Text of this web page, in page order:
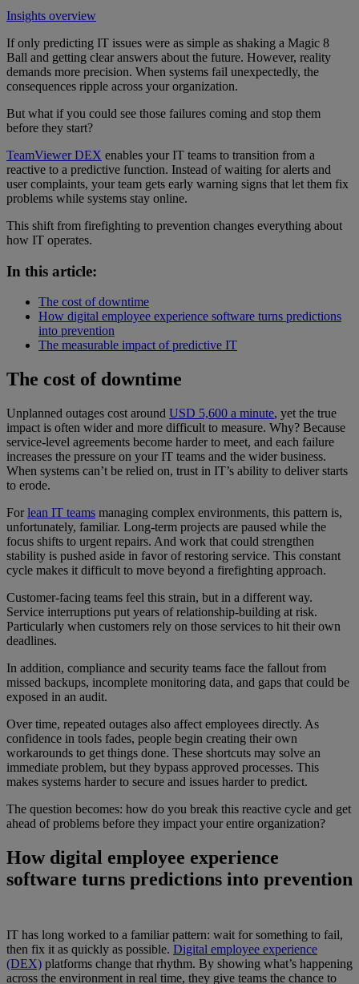
Insights overview
If only predicting IT issues were as simple as shaking a Magic 8
Ball and getting clear answers about the future. However, reality
demands more precision. When systems fail unexpectedly, the
consequences ripple across your organization.
But what if you could see those failures coming and stop them
before they start?
TeamViewer DEX enables your IT teams to transition from a
reactive to a predictive function. Instead of waiting for alerts and
user complaints, your team gets early warning signs that let them fix
problems while systems stay online.
This shift from firefighting to prevention changes everything about
how IT operates.
In this article:
The cost of downtime
How digital employee experience software turns predictions
into prevention
The measurable impact of predictive IT
The cost of downtime
Unplanned outages cost around USD 5,600 a minute, yet the true
impact is often wider and more difficult to measure. Why? Because
service-level agreements become harder to meet, and each failure
increases the pressure on your IT teams and the wider business.
When systems can’t be relied on, trust in IT’s ability to deliver starts
to erode.
Forlean IT teams managing complex environments, this pattern is,
unfortunately, familiar. Long-term projects are paused while the
focus shifts to urgent repairs. And work that could strengthen
stability is pushed aside in favor of restoring service. This constant
cycle makes it difficult to move beyond a firefighting approach.
Customer-facing teams feel this strain, but in a different way.
Service interruptions put years of relationship-building at risk.
Particularly when customers rely on those services to hit their own
deadlines.
In addition, compliance and security teams face the fallout from
missed backups, incomplete monitoring data, and gaps that could be
exposed in an audit.
Over time, repeated outages also affect employees directly. As
confidence in tools fades, people begin creating their own
workarounds to get things done. These shortcuts may solve an
immediate problem, but they bypass approved processes. This
makes systems harder to secure and issues harder to predict.
The question becomes: how do you break this reactive cycle and get
ahead of problems before they impact your entire organization?
How digital employee experience
software turns predictions into prevention
IT has long worked to a familiar pattern: wait for something to fail,
then fix it as quickly as possible. Digital employee experience
(DEX) platforms change that rhythm. By showing what’s happening
across the environment in real time, they give teams the chance to